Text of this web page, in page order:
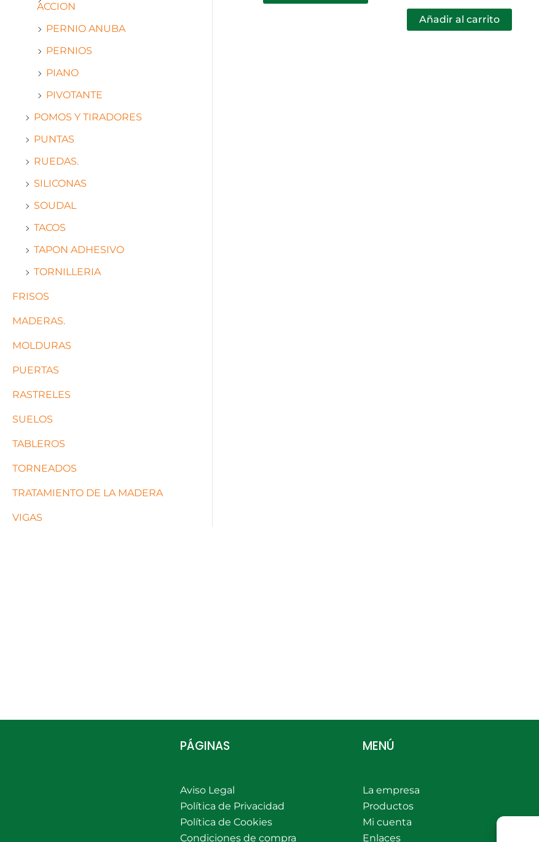
ACCION
PERNIO ANUBA
PERNIOS
PIANO
PIVOTANTE
POMOS Y TIRADORES
PUNTAS
RUEDAS.
SILICONAS
SOUDAL
TACOS
TAPON ADHESIVO
TORNILLERIA
FRISOS
MADERAS.
MOLDURAS
PUERTAS
RASTRELES
SUELOS
TABLEROS
TORNEADOS
TRATAMIENTO DE LA MADERA
VIGAS
Añadir al carrito
PÁGINAS
Aviso Legal
Política de Privacidad
Política de Cookies
Condiciones de compra
MENÚ
La empresa
Productos
Mi cuenta
Enlaces